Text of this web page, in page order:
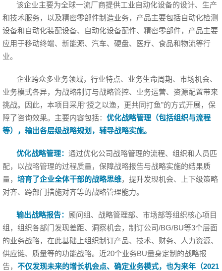
该企业主要为全球一流厂商提供工业自动化设备的设计、生产
和技术服务，以及精密零部件制造业务，产品主要包括自动化检测
设备和自动化装配设备、自动化设备配件、精密零部件，产品主要
应用于移动终端、新能源、汽车、硬盘、医疗、食品和物流等行
业。
企业跨众多业务领域，行业特点、业务生命周期、市场机会、
业务模式各异，为战略制订与战略管控、业务运营、资源配置带来
挑战。因此，本项目采用“授之以渔，更共同打鱼”的方式开展，保
障了咨询效果。主要内容包括： 优化战略管理（包括组织与流程
等），输出各层级战略规划，辅导战略实施。
优化战略管理： 通过优化公司战略管理的流程、组织和人员匹
配，以战略管理的过程质量，保障战略报告与战略实施的结果质
量， 培育了企业全体干部的战略思维，提升发现机会、上下级策略
对齐、跨部门措施对齐等的战略管理能力。
输出战略报告： 顾问组、战略管理部、市场部等组织核心项目
组，组织各部门发现差距、洞察机会，制订公司/BG/BU等3个层面
的业务战略，在此基础上组织制订产品、技术、财务、人力资源、
供应链、质量等的功能战略。近20个业务BU量身定制的战略报
告， 不仅发现未来的增长机会点、确定业务模式，也为来年（2021